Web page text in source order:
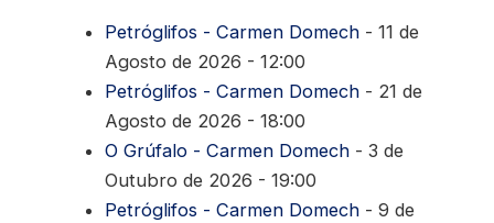
Petróglifos - Carmen Domech- 11 de
Agosto de 2026 - 12:00
Petróglifos - Carmen Domech- 21 de
Agosto de 2026 - 18:00
O Grúfalo - Carmen Domech- 3 de
Outubro de 2026 - 19:00
Petróglifos - Carmen Domech- 9 de